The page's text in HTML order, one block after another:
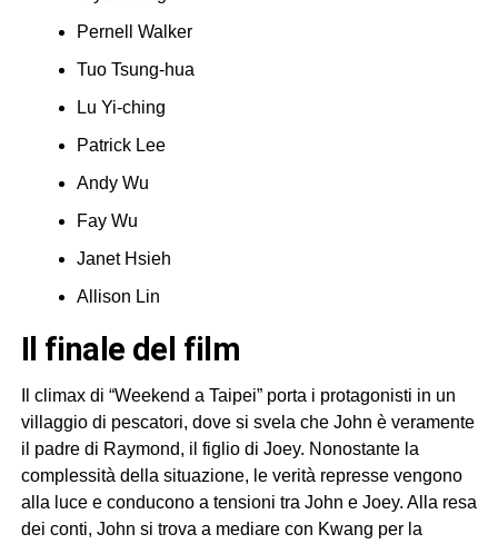
Pernell Walker
Tuo Tsung-hua
Lu Yi-ching
Patrick Lee
Andy Wu
Fay Wu
Janet Hsieh
Allison Lin
Il finale del film
Il climax di “Weekend a Taipei” porta i protagonisti in un
villaggio di pescatori, dove si svela che John è veramente
il padre di Raymond, il figlio di Joey. Nonostante la
complessità della situazione, le verità represse vengono
alla luce e conducono a tensioni tra John e Joey. Alla resa
dei conti, John si trova a mediare con Kwang per la